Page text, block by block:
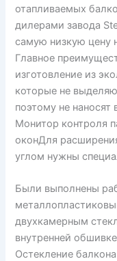
отапливаемых
дилерами завода
самую низкую цену
Главное
изготовление из
которые не
поэтому не
Монитор контроля
оконДля
углом нужны
Были выполнены
двухкамерным
внутренней
Остекление